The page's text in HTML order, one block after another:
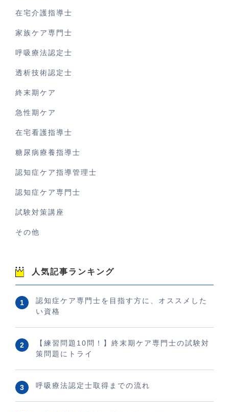
在宅介護指導士
家族ケア専門士
呼吸療法認定士
透析技術認定士
終末期ケア
急性期ケア
在宅看護指導士
糖尿病療養指導士
認知症ケア指導管理士
認知症ケア専門士
試験対策講座
その他
人気記事ランキング
認知症ケア専門士を目指す方に、オススメした
い資格
【練習問題10問！】終末期ケア専門士の試験対
策問題にトライ
呼吸療法認定士取得までの流れ